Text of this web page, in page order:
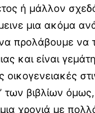
ή μάλλον
μια ακόμα
προλάβουμε να
και είναι
οικογενειακές
των βιβλίων
χρονιά με